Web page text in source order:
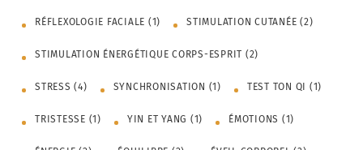
RÉFLEXOLOGIE FACIALE (1) STIMULATION CUTANÉE (2)
STIMULATION ÉNERGÉTIQUE CORPS-ESPRIT (2)
STRESS (4) SYNCHRONISATION (1) TEST TON QI (1)
TRISTESSE (1) YIN ET YANG (1) ÉMOTIONS (1)